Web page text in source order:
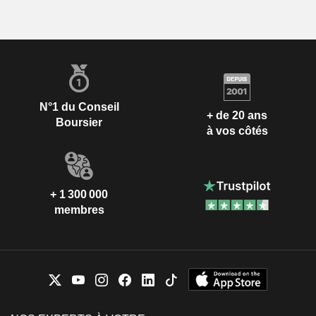
N°1 du Conseil
Boursier
+ de 20 ans
à vos côtés
+ 1 300 000
membres